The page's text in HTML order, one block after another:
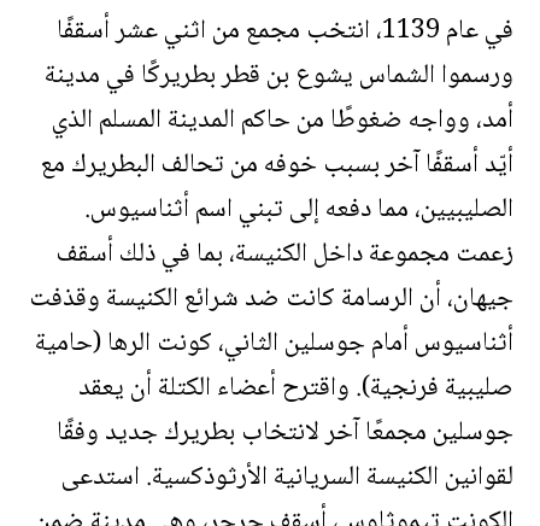
في عام 1139، انتخب مجمع من اثني عشر أسقفًا
ورسموا الشماس يشوع بن قطر بطريركًا في مدينة
أمد، وواجه ضغوطًا من حاكم المدينة المسلم الذي
أيّد أسقفًا آخر بسبب خوفه من تحالف البطريرك مع
الصليبيين، مما دفعه إلى تبني اسم أثناسيوس.
زعمت مجموعة داخل الكنيسة، بما في ذلك أسقف
جيهان، أن الرسامة كانت ضد شرائع الكنيسة وقذفت
أثناسيوس أمام جوسلين الثاني، كونت الرها (حامية
صليبية فرنجية). واقترح أعضاء الكتلة أن يعقد
جوسلين مجمعًا آخر لانتخاب بطريرك جديد وفقًا
لقوانين الكنيسة السريانية الأرثوذكسية. استدعى